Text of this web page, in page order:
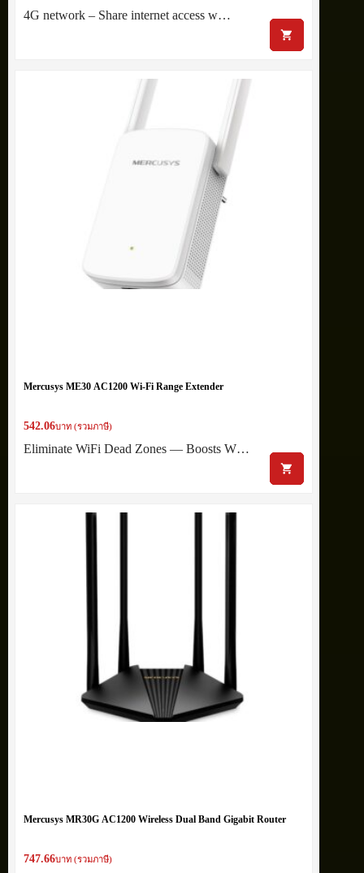
4G network – Share internet access w…
Mercusys ME30 AC1200 Wi-Fi Range Extender
542.06บาท (รวมภาษี)
Eliminate WiFi Dead Zones — Boosts W…
Mercusys MR30G AC1200 Wireless Dual Band Gigabit Router
747.66บาท (รวมภาษี)